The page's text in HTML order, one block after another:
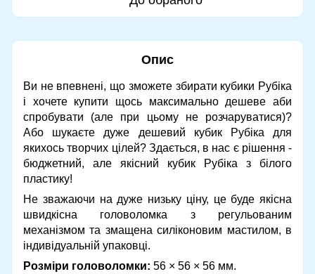
Опис
Ви не впевнені, що зможете збирати кубики Рубіка
і хочете купити щось максимально дешеве аби
спробувати (але при цьому не розчаруватися)?
Або шукаєте дуже дешевий кубик Рубіка для
якихось творчих цілей? Здається, в нас є рішення -
бюджетний, але якісний кубик Рубіка з білого
пластику!
Не зважаючи на дуже низьку ціну, це буде якісна
швидкісна головоломка з регульованим
механізмом та змащена силіконовим мастилом, в
індивідуальній упаковці.
Розміри головоломки: 56 × 56 × 56 мм.